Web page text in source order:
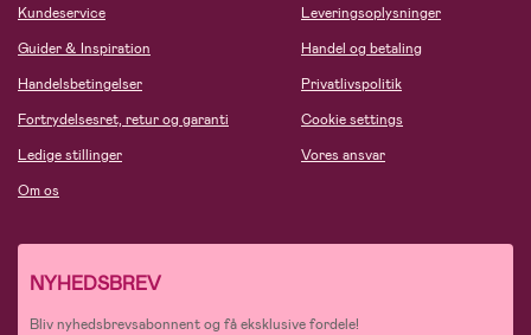
Kundeservice
Guider & Inspiration
Handelsbetingelser
Fortrydelsesret, retur og garanti
Ledige stillinger
Om os
Leveringsoplysninger
Handel og betaling
Privatlivspolitik
Cookie settings
Vores ansvar
NYHEDSBREV
Bliv nyhedsbrevsabonnent og få eksklusive fordele!